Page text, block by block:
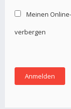
Meinen
verbergen